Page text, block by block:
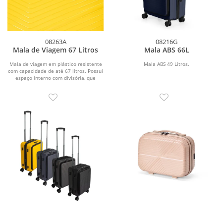
08263A
Mala de Viagem 67 Litros
Mala de viagem em plástico resistente
com capacidade de até 67 litros. Possui
espaço interno com divisória, que
08216G
Mala ABS 66L
Mala ABS 49 Litros.